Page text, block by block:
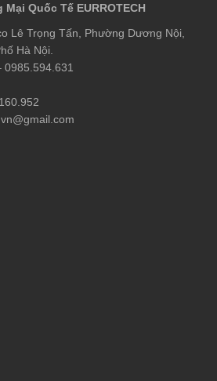
Quốc Tế EURROTECH
Lê Trọng Tấn, Phường Dương Nội,
Hà Nội.
0985.594.631